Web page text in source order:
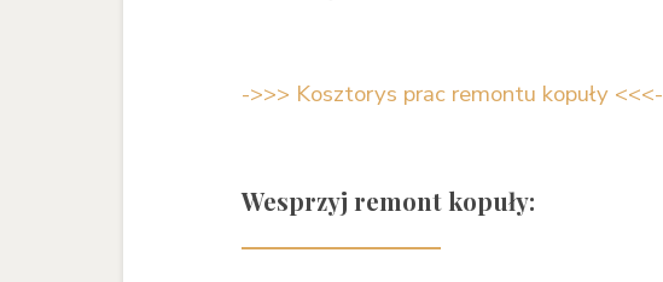
->>> Kosztorys prac remontu kopuły <<<-
Wesprzyj remont kopuły: